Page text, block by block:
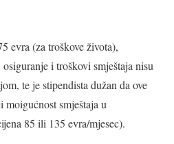
evra (za troškove života),
i troškovi smještaja nisu
te je stipendista dužan da ove
moigućnost smještaja u
85 ili 135 evra/mjesec).